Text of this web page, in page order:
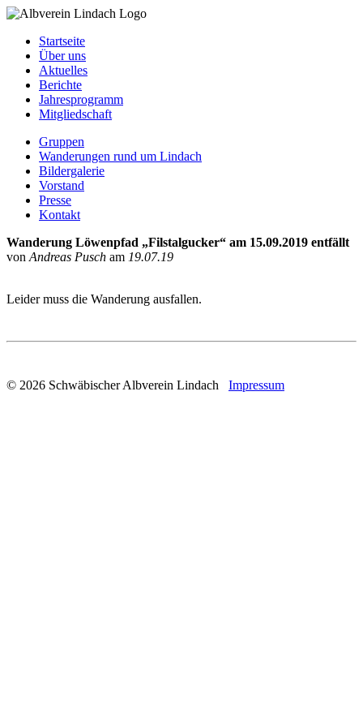
Startseite
Über uns
Aktuelles
Berichte
Jahresprogramm
Mitgliedschaft
Gruppen
Wanderungen rund um Lindach
Bildergalerie
Vorstand
Presse
Kontakt
Wanderung Löwenpfad „Filstalgucker“ am 15.09.2019 entfällt
von Andreas Pusch am 19.07.19
Leider muss die Wanderung ausfallen.
© 2026 Schwäbischer Albverein Lindach Impressum